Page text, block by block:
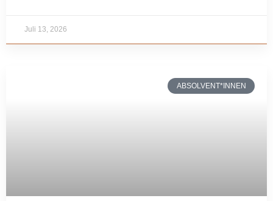
Juli 13, 2026
ABSOLVENT*INNEN